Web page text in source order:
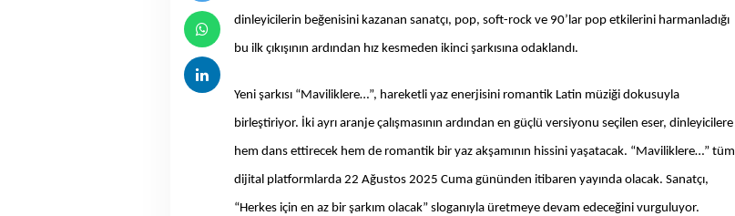
dinleyicilerin beğenisini kazanan sanatçı, pop, soft-rock ve 90’lar pop etkilerini harmanladığı
bu ilk çıkışının ardından hız kesmeden ikinci şarkısına odaklandı.
Yeni şarkısı “Maviliklere…”, hareketli yaz enerjisini romantik Latin müziği dokusuyla
birleştiriyor. İki ayrı aranje çalışmasının ardından en güçlü versiyonu seçilen eser, dinleyicilere
hem dans ettirecek hem de romantik bir yaz akşamının hissini yaşatacak. “Maviliklere…” tüm
dijital platformlarda 22 Ağustos 2025 Cuma gününden itibaren yayında olacak. Sanatçı,
“Herkes için en az bir şarkım olacak” sloganıyla üretmeye devam edeceğini vurguluyor.